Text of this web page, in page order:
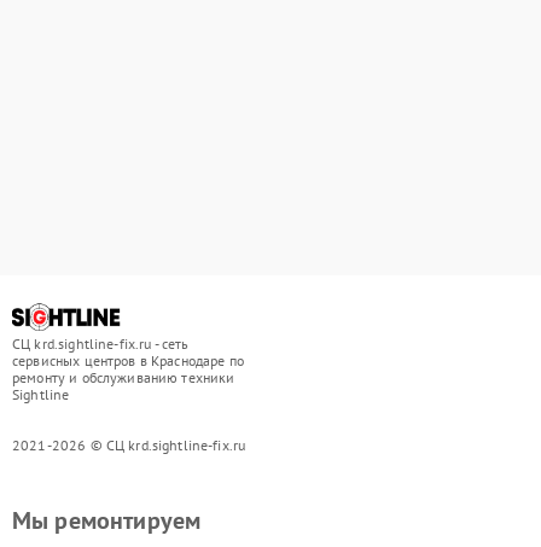
СЦ krd.sightline-fix.ru - сеть
сервисных центров в Краснодаре по
ремонту и обслуживанию техники
Sightline
2021-2026 © СЦ krd.sightline-fix.ru
Мы ремонтируем